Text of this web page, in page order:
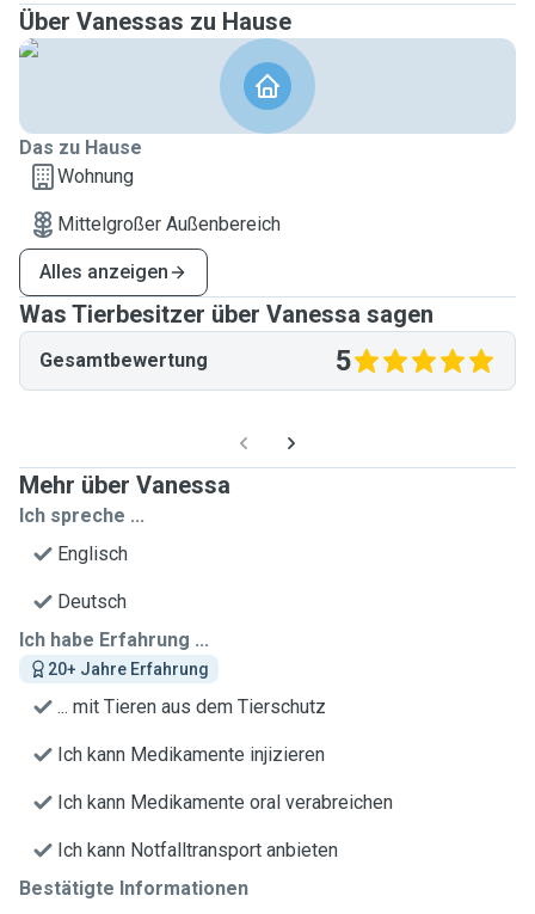
Über Vanessas zu Hause
Das zu Hause
Wohnung
Mittelgroßer Außenbereich
Alles anzeigen
Was Tierbesitzer über Vanessa sagen
Gesamtbewertung 5
Mehr über Vanessa
Ich spreche ...
Englisch
Deutsch
Ich habe Erfahrung ...
20+ Jahre Erfahrung
... mit Tieren aus dem Tierschutz
Ich kann Medikamente injizieren
Ich kann Medikamente oral verabreichen
Ich kann Notfalltransport anbieten
Bestätigte Informationen